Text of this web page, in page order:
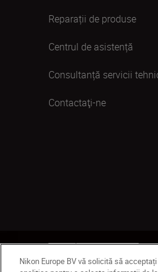
Reparații de produse
Centrul de asistență
Consultanță servicii
Contactaţi-ne
© 2026 Nikon
Nikon Europe BV vă solicită să